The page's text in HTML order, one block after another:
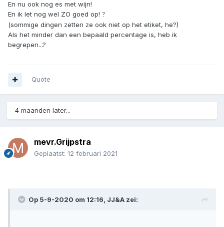
En nu ook nog es met wijn!
En ik let nog wel ZO goed op! ?
(sommige dingen zetten ze ook niet op het etiket, he?)
Als het minder dan een bepaald percentage is, heb ik
begrepen...?
Quote
4 maanden later...
mevr.Grijpstra
Geplaatst: 12 februari 2021
Op 5-9-2020 om 12:16, JJ&A zei: